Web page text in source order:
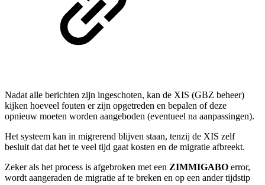
Nadat alle berichten zijn ingeschoten, kan de XIS (GBZ beheer)
kijken hoeveel fouten er zijn opgetreden en bepalen of deze
opnieuw moeten worden aangeboden (eventueel na aanpassingen).
Het systeem kan in migrerend blijven staan, tenzij de XIS zelf
besluit dat dat het te veel tijd gaat kosten en de migratie afbreekt.
Zeker als het process is afgebroken met een ZIMMIGABO error,
wordt aangeraden de migratie af te breken en op een ander tijdstip